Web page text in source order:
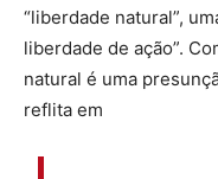
“liberdade natural”,
liberdade de ação”.
natural é uma
reflita em